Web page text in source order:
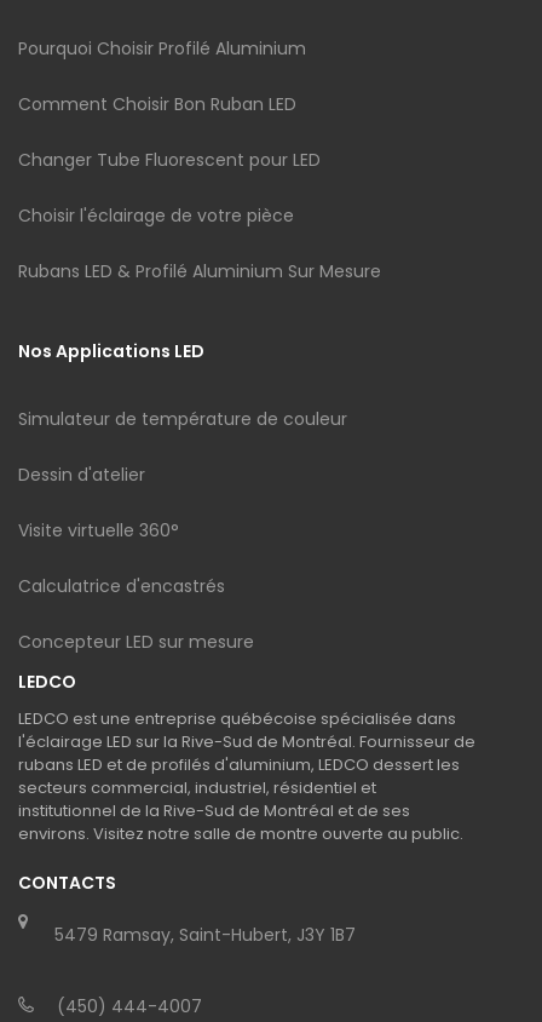
Pourquoi Choisir Profilé Aluminium
Comment Choisir Bon Ruban LED
Changer Tube Fluorescent pour LED
Choisir l'éclairage de votre pièce
Rubans LED & Profilé Aluminium Sur Mesure
Nos Applications LED
Simulateur de température de couleur
Dessin d'atelier
Visite virtuelle 360°
Calculatrice d'encastrés
Concepteur LED sur mesure
LEDCO
LEDCO est une entreprise québécoise spécialisée dans
l'éclairage LED sur la Rive-Sud de Montréal. Fournisseur de
rubans LED et de profilés d'aluminium, LEDCO dessert les
secteurs commercial, industriel, résidentiel et
institutionnel de la Rive-Sud de Montréal et de ses
environs. Visitez notre salle de montre ouverte au public.
CONTACTS
5479 Ramsay, Saint-Hubert, J3Y 1B7
(450) 444-4007